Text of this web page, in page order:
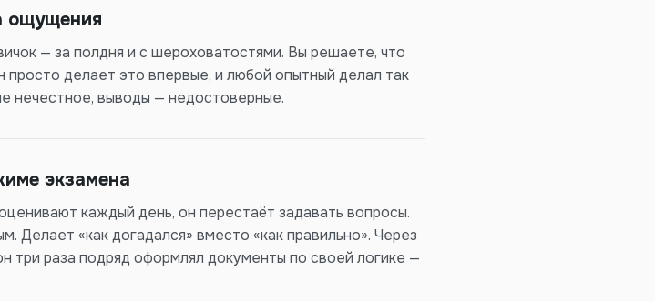
ощущения
— за полдня и с шероховатостями. Вы решаете, что
делает это впервые, и любой опытный делал так
нечестное, выводы — недостоверные.
экзамена
каждый день, он перестаёт задавать вопросы.
Делает «как догадался» вместо «как правильно». Через
три раза подряд оформлял документы по своей логике —